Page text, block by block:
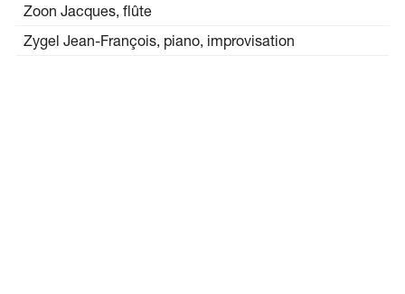
Zoon Jacques, flûte
Zygel Jean-François, piano, improvisation